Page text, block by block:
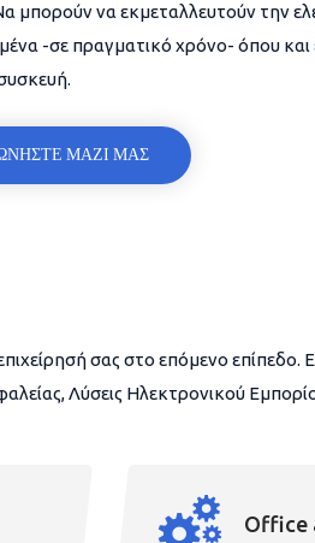
μπορούν να εκμεταλλευτούν την
-σε πραγματικό χρόνο- όπου και
ΜΑΖΙ ΜΑΣ
σας στο επόμενο επίπεδο.
Λύσεις Ηλεκτρονικού
Office